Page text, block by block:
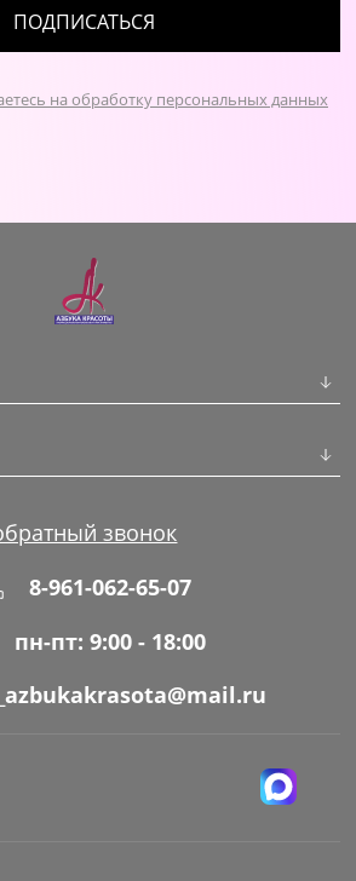
ПОДПИСАТЬСЯ
на обработку персональных данных
Макияж
Оплата
звонок
8-961-062-65-07
пн-пт: 9:00 - 18:00